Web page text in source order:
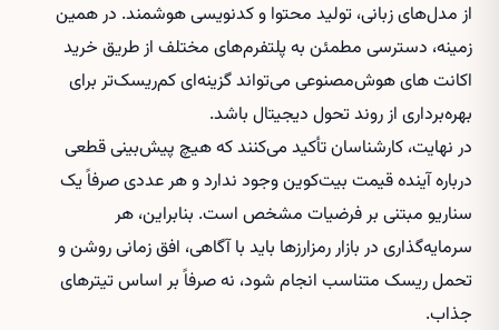
از مدل‌های زبانی، تولید محتوا و کدنویسی هوشمند. در همین
زمینه، دسترسی مطمئن به پلتفرم‌های مختلف از طریق خرید
اکانت های هوش‌مصنوعی می‌تواند گزینه‌ای کم‌ریسک‌تر برای
بهره‌برداری از روند تحول دیجیتال باشد.
در نهایت، کارشناسان تأکید می‌کنند که هیچ پیش‌بینی قطعی
درباره آینده قیمت بیت‌کوین وجود ندارد و هر عددی صرفاً یک
سناریو مبتنی بر فرضیات مشخص است. بنابراین، هر
سرمایه‌گذاری در بازار رمزارزها باید با آگاهی، افق زمانی روشن و
تحمل ریسک متناسب انجام شود، نه صرفاً بر اساس تیترهای
جذاب.